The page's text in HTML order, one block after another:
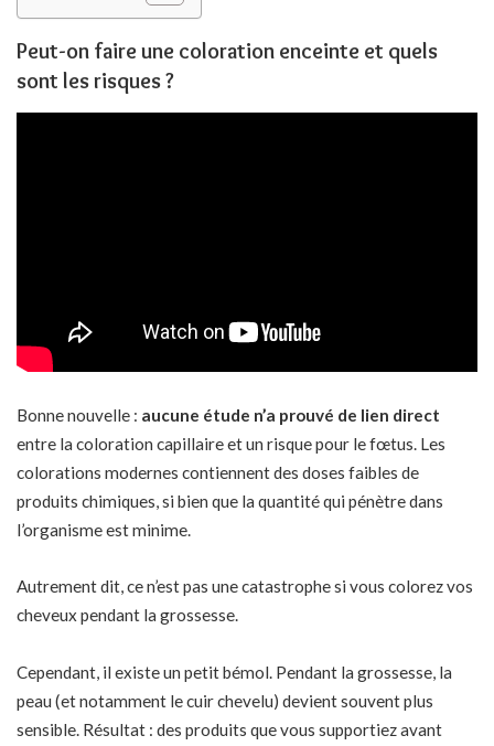
Peut-on faire une coloration enceinte et quels
sont les risques ?
Bonne nouvelle : aucune étude n’a prouvé de lien direct
entre la coloration capillaire et un risque pour le fœtus. Les
colorations modernes contiennent des doses faibles de
produits chimiques, si bien que la quantité qui pénètre dans
l’organisme est minime.
Autrement dit, ce n’est pas une catastrophe si vous colorez vos
cheveux pendant la grossesse.
Cependant, il existe un petit bémol. Pendant la grossesse, la
peau (et notamment le cuir chevelu) devient souvent plus
sensible. Résultat : des produits que vous supportiez avant